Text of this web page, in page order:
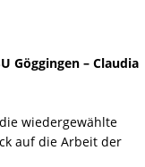
Göggingen – Claudia
wiedergewählte
auf die Arbeit der